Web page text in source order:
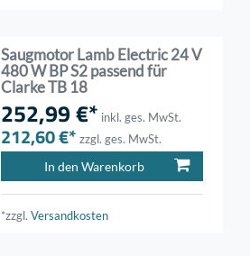
Saugmotor Lamb Electric 24 V
480 W BP S2 passend für
Clarke TB 18
252,99 €* inkl. ges. MwSt.
212,60 €* zzgl. ges. MwSt.
In den Warenkorb
*zzgl.Versandkosten